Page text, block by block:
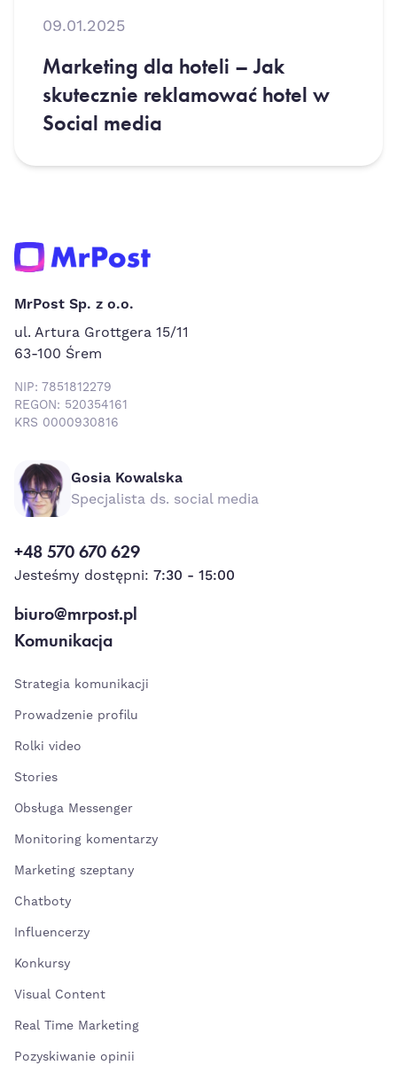
09.01.2025
Marketing dla hoteli – Jak
skutecznie reklamować hotel w
Social media
MrPost Sp. z o.o.
ul. Artura Grottgera 15/11
63-100 Śrem
NIP: 7851812279
REGON: 520354161
KRS 0000930816
Gosia Kowalska
Specjalista ds. social media
+48 570 670 629
Jesteśmy dostępni: 7:30 - 15:00
biuro@mrpost.pl
Komunikacja
Strategia komunikacji
Prowadzenie profilu
Rolki video
Stories
Obsługa Messenger
Monitoring komentarzy
Marketing szeptany
Chatboty
Influencerzy
Konkursy
Visual Content
Real Time Marketing
Pozyskiwanie opinii